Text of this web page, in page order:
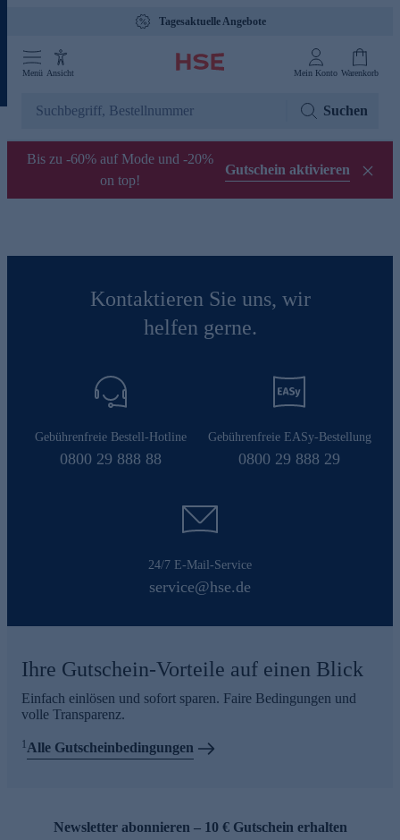
Tagesaktuelle Angebote
Menü Ansicht Mein Konto Warenkorb
Suchen
Bis zu -60% auf Mode und -20%
on top!
Gutschein aktivieren
Kontaktieren Sie uns, wir
helfen gerne.
Gebührenfreie Bestell-Hotline
0800 29 888 88
Gebührenfreie EASy-Bestellung
0800 29 888 29
24/7 E-Mail-Service
service@hse.de
Ihre Gutschein-Vorteile auf einen Blick
Einfach einlösen und sofort sparen. Faire Bedingungen und
volle Transparenz.
1Alle Gutscheinbedingungen
Newsletter abonnieren – 10 € Gutschein erhalten